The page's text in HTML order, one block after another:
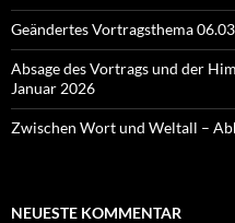
Geändertes Vortragsthema
Absage des Vortrags und der
Januar 2026
Zwischen Wort und Weltall –
NEUESTE KOMMENTAR